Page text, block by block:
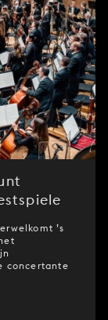
’s
concertante